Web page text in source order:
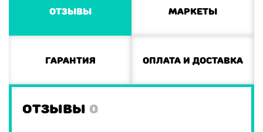
Отзывы Маркеты
Гарантия Оплата и доставка
ОТЗЫВЫ 0